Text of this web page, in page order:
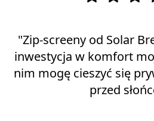
"Zip-screeny od Solar
inwestycja w komfort
nim mogę cieszyć się
przed